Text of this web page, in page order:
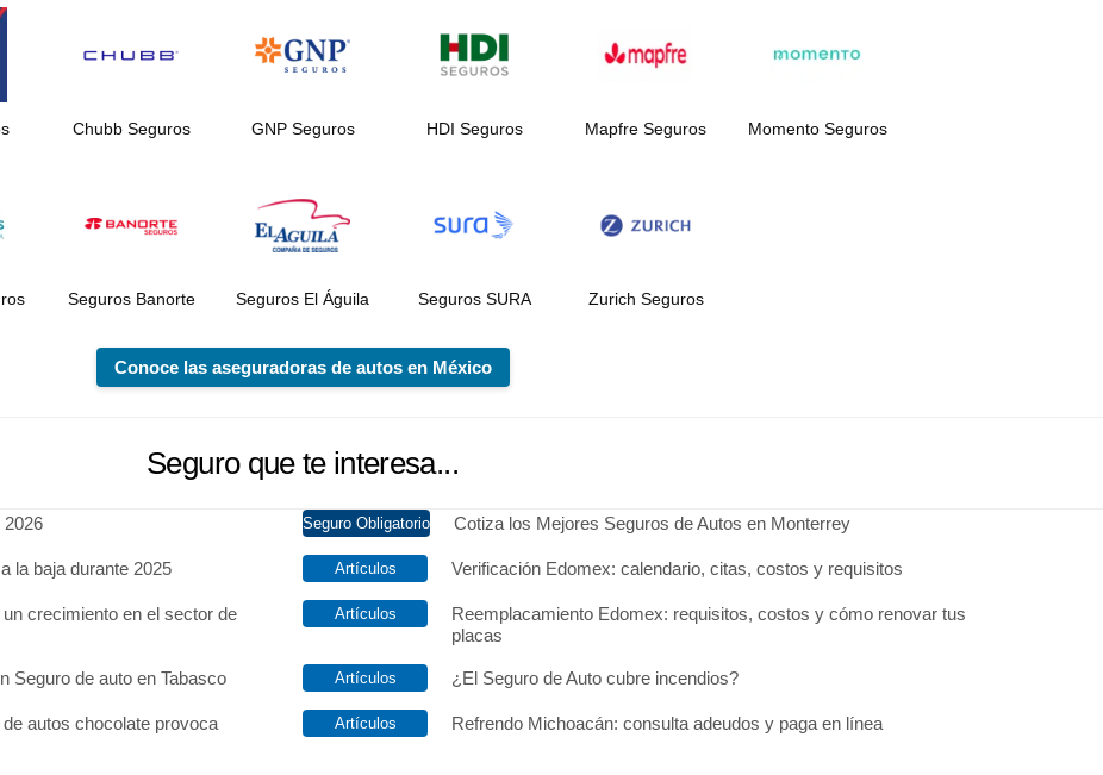
Chubb Seguros GNP Seguros HDI Seguros Mapfre Seguros Momento Seguros
Seguros Banorte Seguros El Águila Seguros SURA Zurich Seguros
Conoce las aseguradoras de autos en México
Seguro que te interesa...
la baja durante 2025
crecimiento en el sector de
Seguro de auto en Tabasco
autos chocolate provoca
Cotiza los Mejores Seguros de Autos en Monterrey
Verificación Edomex: calendario, citas, costos y requisitos
Reemplacamiento Edomex: requisitos, costos y cómo renovar tus
placas
¿El Seguro de Auto cubre incendios?
Refrendo Michoacán: consulta adeudos y paga en línea